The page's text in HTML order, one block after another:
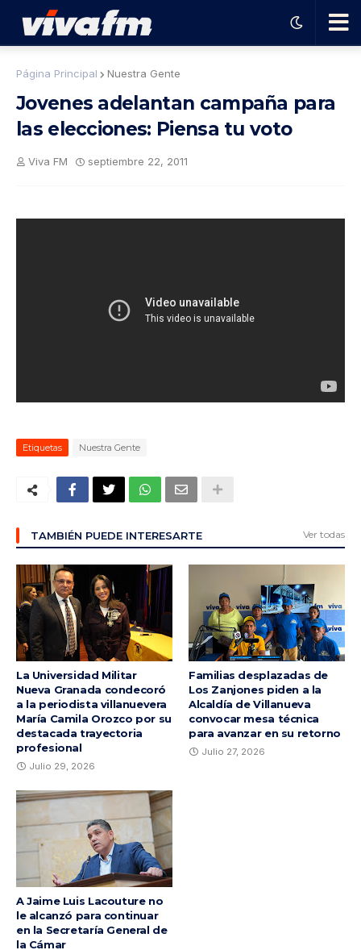
Ha
Página Principal Nuestra Gente
Jovenes adelantan campaña para
las elecciones: Piensa tu voto
Viva FM septiembre 22, 2011
Etiquetas Nuestra Gente
TAMBIÉN PUEDE INTERESARTE Ver todas
La Universidad Militar
Nueva Granada condecoró
a la periodista villanuevera
María Camila Orozco por su
destacada trayectoria
profesional
Julio 29, 2026
Familias desplazadas de
Los Zanjones piden a la
Alcaldía de Villanueva
convocar mesa técnica
para avanzar en su retorno
Julio 27, 2026
A Jaime Luis Lacouture no
le alcanzó para continuar
en la Secretaría General de
la Cámar